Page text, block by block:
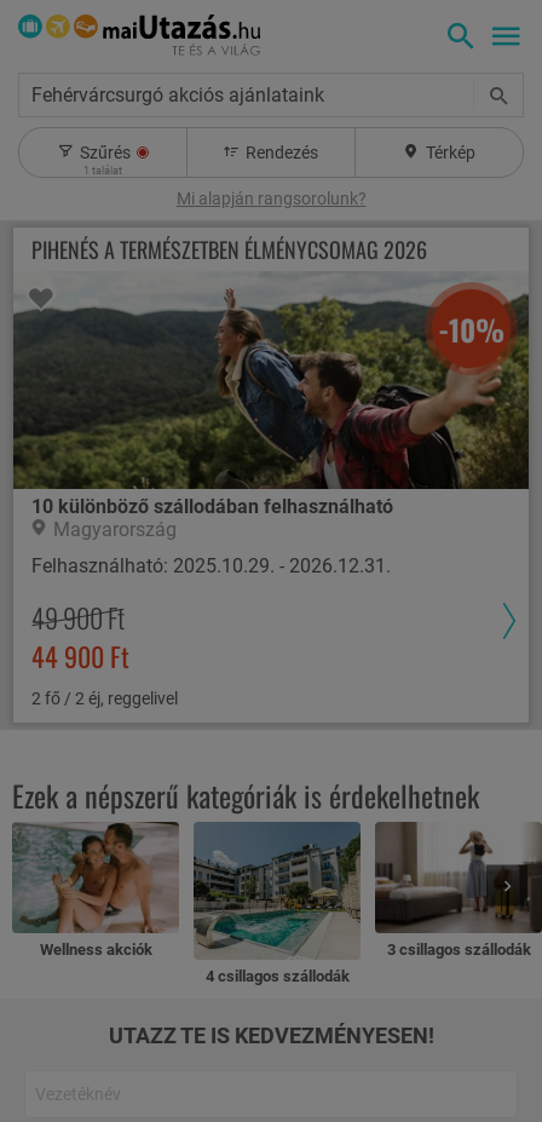
Fehérvárcsurgó akciós ajánlataink
Szűrés
1 találat
Rendezés Térkép
Mi alapján rangsorolunk?
PIHENÉS A TERMÉSZETBEN ÉLMÉNYCSOMAG 2026
-10%
10 különböző szállodában felhasználható
Magyarország
Felhasználható: 2025.10.29. - 2026.12.31.
49 900 Ft
44 900 Ft
2 fő / 2 éj, reggelivel
Ezek a népszerű kategóriák is érdekelhetnek
Wellness akciók
4 csillagos szállodák
3 csillagos szállodák
UTAZZ TE IS KEDVEZMÉNYESEN!